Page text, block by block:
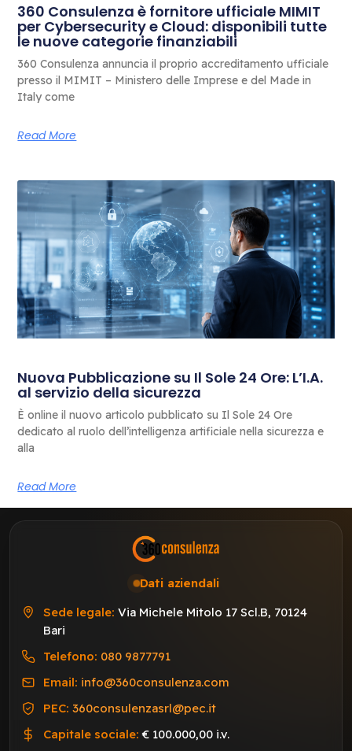
360 Consulenza è fornitore ufficiale MIMIT
per Cybersecurity e Cloud: disponibili tutte
le nuove categorie finanziabili
360 Consulenza annuncia il proprio accreditamento ufficiale
presso il MIMIT – Ministero delle Imprese e del Made in
Italy come
Read More
Nuova Pubblicazione su Il Sole 24 Ore: L’I.A.
al servizio della sicurezza
È online il nuovo articolo pubblicato su Il Sole 24 Ore
dedicato al ruolo dell’intelligenza artificiale nella sicurezza e
alla
Read More
Dati aziendali
Sede legale: Via Michele Mitolo 17 Scl.B, 70124
Bari
Telefono: 080 9877791
Email: info@360consulenza.com
PEC: 360consulenzasrl@pec.it
Capitale sociale: € 100.000,00 i.v.